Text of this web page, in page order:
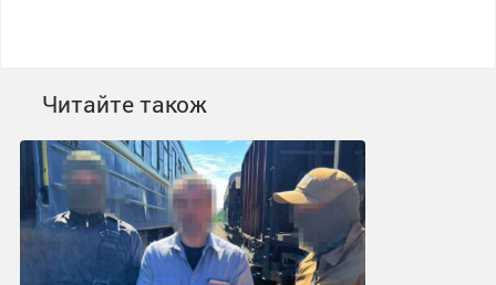
Читайте також